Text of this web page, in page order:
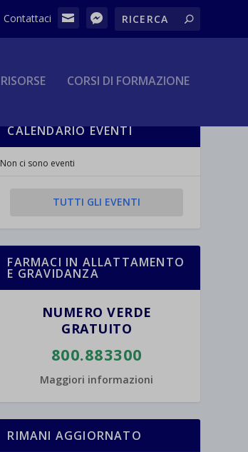
RISORSE CORSI DI FORMAZIONE
CALENDARIO EVENTI
Non ci sono eventi
TUTTI GLI EVENTI
FARMACI IN ALLATTAMENTO
E GRAVIDANZA
NUMERO VERDE
GRATUITO
800.883300
Maggiori informazioni
RIMANI AGGIORNATO